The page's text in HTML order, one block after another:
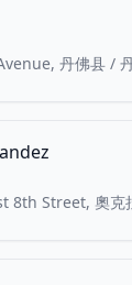
丹佛县 /
8th Street, 奧克